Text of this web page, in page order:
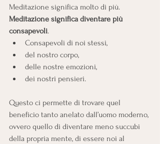
Meditazione significa molto di più.
Meditazione significa diventare più
consapevoli.
Consapevoli di noi stessi,
del nostro corpo,
delle nostre emozioni,
dei nostri pensieri.
Questo ci permette di trovare quel
beneficio tanto anelato dall’uomo moderno,
ovvero quello di diventare meno succubi
della propria mente, di essere noi al